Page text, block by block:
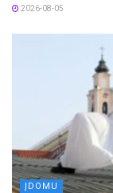
2026-08-05
ĮDOMU